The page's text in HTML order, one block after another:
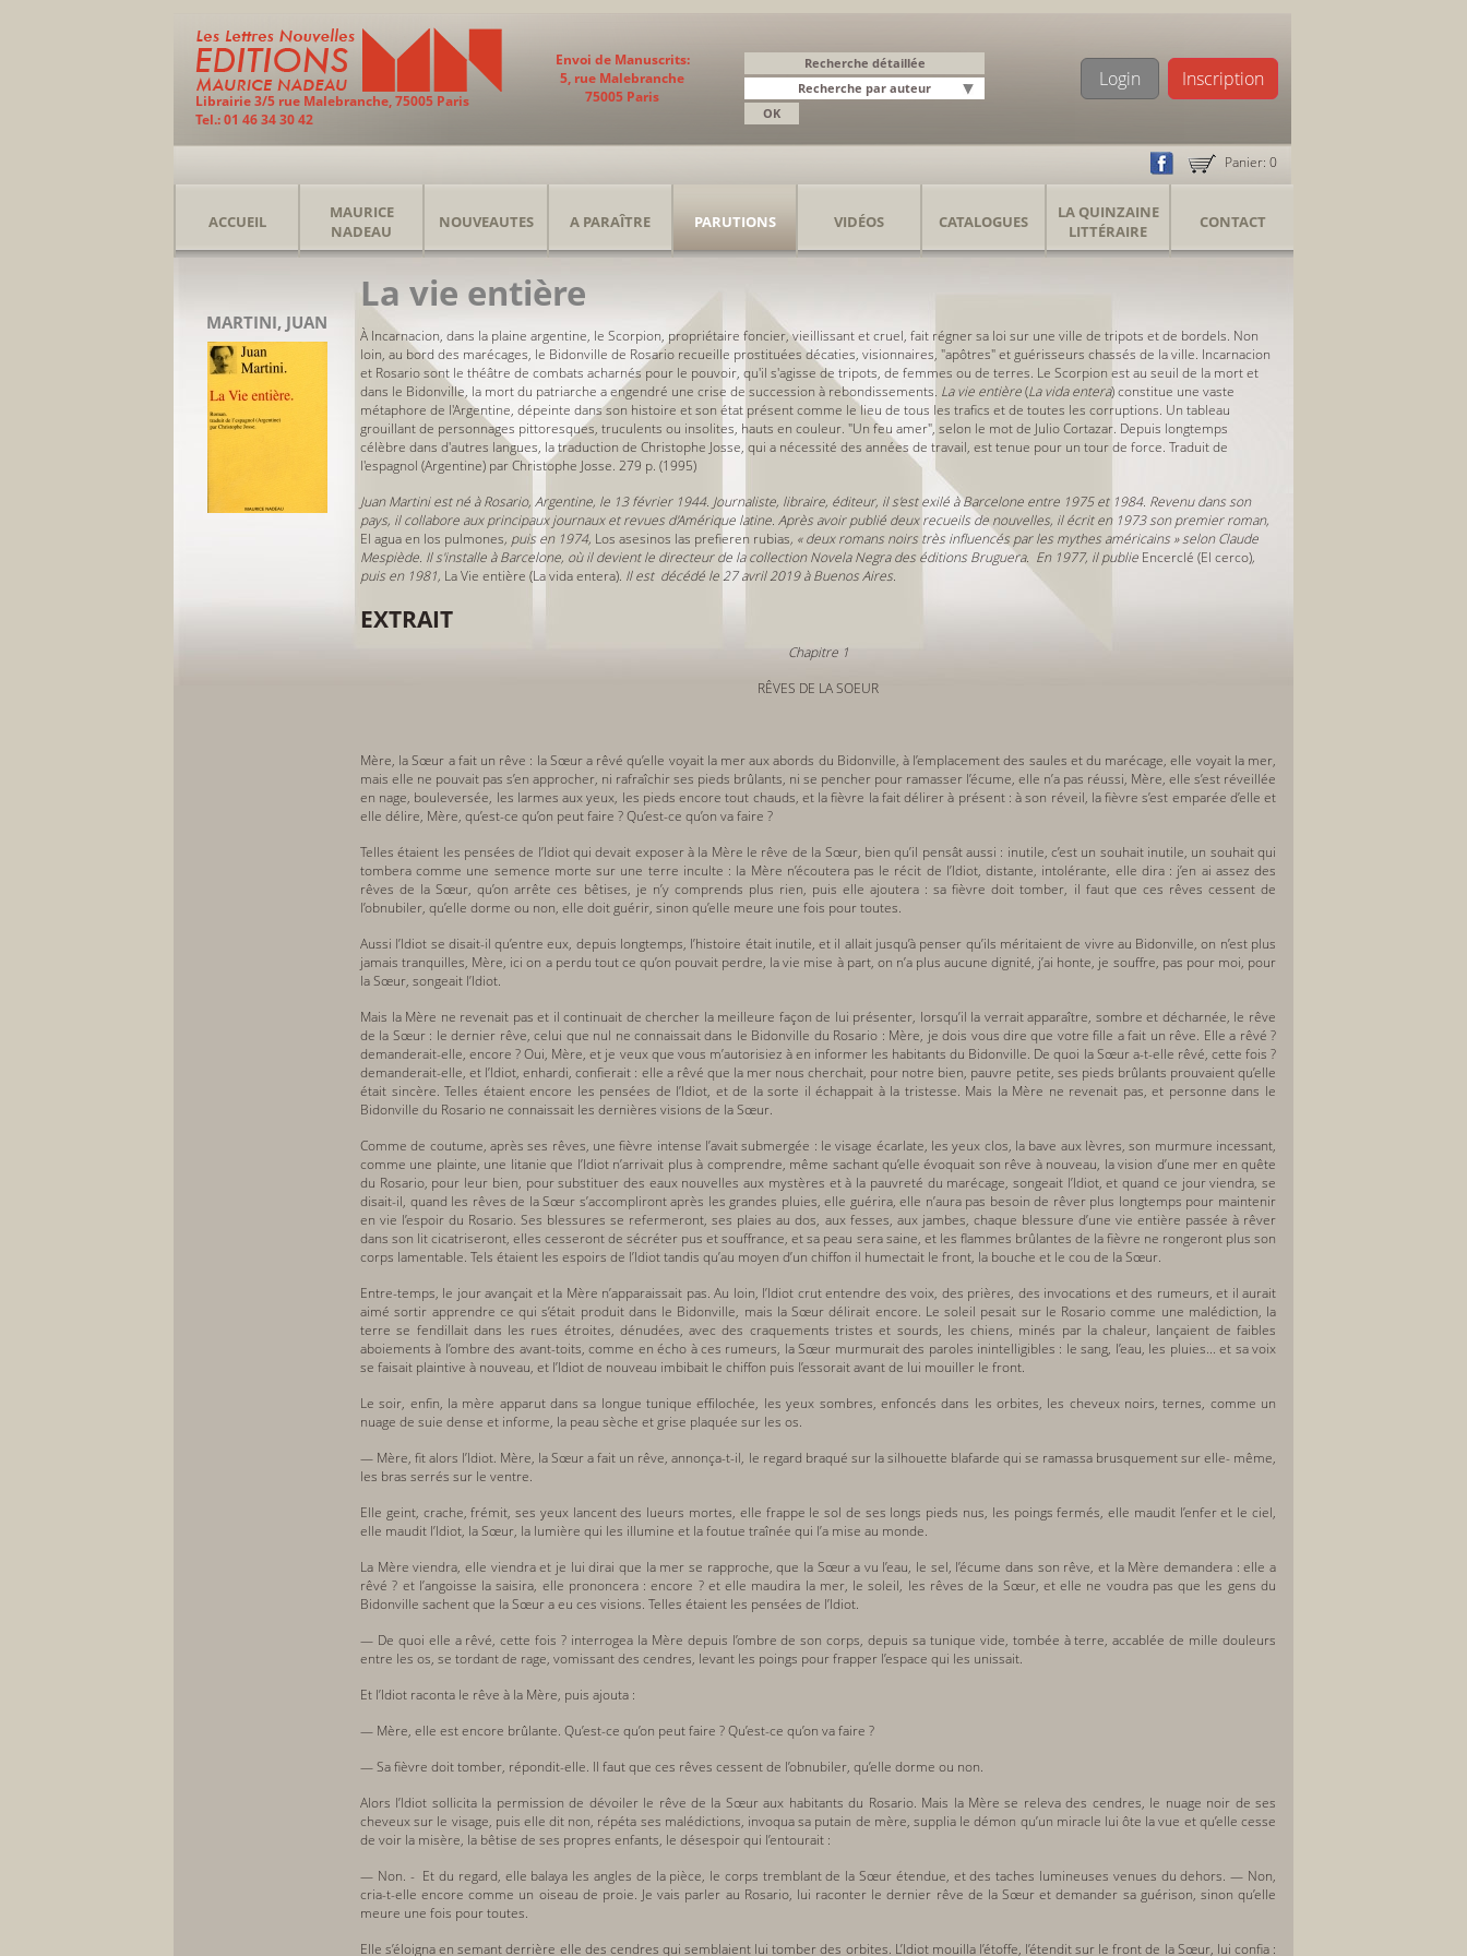
Librairie 3/5 rue Malebranche, 75005 Paris
Tel.: 01 46 34 30 42
Envoi de Manuscrits:
5, rue Malebranche
75005 Paris
Login Inscription
Panier: 0
ACCUEIL
MAURICE
NADEAU
NOUVEAUTES A PARAÎTRE PARUTIONS VIDÉOS CATALOGUES
LA QUINZAINE
LITTÉRAIRE
CONTACT
MARTINI, JUAN
La vie entière
À Incarnacion, dans la plaine argentine, le Scorpion, propriétaire foncier, vieillissant et cruel, fait régner sa loi sur une ville de tripots et de bordels. Non
loin, au bord des marécages, le Bidonville de Rosario recueille prostituées décaties, visionnaires, "apôtres" et guérisseurs chassés de la ville. Incarnacion
et Rosario sont le théâtre de combats acharnés pour le pouvoir, qu'il s'agisse de tripots, de femmes ou de terres. Le Scorpion est au seuil de la mort et
dans le Bidonville, la mort du patriarche a engendré une crise de succession à rebondissements. La vie entière(La vida entera) constitue une vaste
métaphore de l'Argentine, dépeinte dans son histoire et son état présent comme le lieu de tous les trafics et de toutes les corruptions. Un tableau
grouillant de personnages pittoresques, truculents ou insolites, hauts en couleur. "Un feu amer", selon le mot de Julio Cortazar. Depuis longtemps
célèbre dans d'autres langues, la traduction de Christophe Josse, qui a nécessité des années de travail, est tenue pour un tour de force. Traduit de
l'espagnol (Argentine) par Christophe Josse. 279 p. (1995)
Juan Martini est né à Rosario, Argentine, le 13 février 1944. Journaliste, libraire, éditeur, il s'est exilé à Barcelone entre 1975 et 1984. Revenu dans son
pays, il collabore aux principaux journaux et revues d'Amérique latine. Après avoir publié deux recueils de nouvelles, il écrit en 1973 son premier roman,
El agua en los pulmones, puis en 1974, Los asesinos las prefieren rubias, « deux romans noirs très influencés par les mythes américains »selon Claude
Mespiède. Il s'installe à Barcelone, où il devient le directeur de la collection Novela Negra des éditions Bruguera. En 1977, il publie Encerclé (El cerco),
puis en 1981, La Vie entière (La vida entera). Il est décédé le 27 avril 2019 à Buenos Aires.
EXTRAIT
Chapitre 1
RÊVES DE LA SOEUR
Mère, la Sœur a fait un rêve : la Sœur a rêvé qu’elle voyait la mer aux abords du Bidonville, à l’emplacement des saules et du marécage, elle voyait la mer,
mais elle ne pouvait pas s’en approcher, ni rafraîchir ses pieds brûlants, ni se pencher pour ramasser l’écume, elle n’a pas réussi, Mère, elle s’est réveillée
en nage, bouleversée, les larmes aux yeux, les pieds encore tout chauds, et la fièvre la fait délirer à présent : à son réveil, la fièvre s’est emparée d’elle et
elle délire, Mère, qu’est-ce qu’on peut faire ? Qu’est-ce qu’on va faire ?
Telles étaient les pensées de l’Idiot qui devait exposer à la Mère le rêve de la Sœur, bien qu’il pensât aussi : inutile, c’est un souhait inutile, un souhait qui
tombera comme une semence morte sur une terre inculte : la Mère n’écoutera pas le récit de l’Idiot, distante, intolérante, elle dira : j’en ai assez des
rêves de la Sœur, qu’on arrête ces bêtises, je n’y comprends plus rien, puis elle ajoutera : sa fièvre doit tomber, il faut que ces rêves cessent de
l’obnubiler, qu’elle dorme ou non, elle doit guérir, sinon qu’elle meure une fois pour toutes.
Aussi l’Idiot se disait-il qu’entre eux, depuis longtemps, l’histoire était inutile, et il allait jusqu’à penser qu’ils méritaient de vivre au Bidonville, on n’est plus
jamais tranquilles, Mère, ici on a perdu tout ce qu’on pouvait perdre, la vie mise à part, on n’a plus aucune dignité, j’ai honte, je souffre, pas pour moi, pour
la Sœur, songeait l’Idiot.
Mais la Mère ne revenait pas et il continuait de chercher la meilleure façon de lui présenter, lorsqu’il la verrait apparaître, sombre et décharnée, le rêve
de la Sœur : le dernier rêve, celui que nul ne connaissait dans le Bidonville du Rosario : Mère, je dois vous dire que votre fille a fait un rêve. Elle a rêvé ?
demanderait-elle, encore ? Oui, Mère, et je veux que vous m’autorisiez à en informer les habitants du Bidonville. De quoi la Sœur a-t-elle rêvé, cette fois ?
demanderait-elle, et l’Idiot, enhardi, confierait : elle a rêvé que la mer nous cherchait, pour notre bien, pauvre petite, ses pieds brûlants prouvaient qu’elle
était sincère. Telles étaient encore les pensées de l’Idiot, et de la sorte il échappait à la tristesse. Mais la Mère ne revenait pas, et personne dans le
Bidonville du Rosario ne connaissait les dernières visions de la Sœur.
Comme de coutume, après ses rêves, une fièvre intense l’avait submergée : le visage écarlate, les yeux clos, la bave aux lèvres, son murmure incessant,
comme une plainte, une litanie que l’Idiot n’arrivait plus à comprendre, même sachant qu’elle évoquait son rêve à nouveau, la vision d’une mer en quête
du Rosario, pour leur bien, pour substituer des eaux nouvelles aux mystères et à la pauvreté du marécage, songeait l’Idiot, et quand ce jour viendra, se
disait-il, quand les rêves de la Sœur s’accompliront après les grandes pluies, elle guérira, elle n’aura pas besoin de rêver plus longtemps pour maintenir
en vie l’espoir du Rosario. Ses blessures se refermeront, ses plaies au dos, aux fesses, aux jambes, chaque blessure d’une vie entière passée à rêver
dans son lit cicatriseront, elles cesseront de sécréter pus et souffrance, et sa peau sera saine, et les flammes brûlantes de la fièvre ne rongeront plus son
corps lamentable. Tels étaient les espoirs de l’Idiot tandis qu’au moyen d’un chiffon il humectait le front, la bouche et le cou de la Sœur.
Entre-temps, le jour avançait et la Mère n’apparaissait pas. Au loin, l’Idiot crut entendre des voix, des prières, des invocations et des rumeurs, et il aurait
aimé sortir apprendre ce qui s’était produit dans le Bidonville, mais la Sœur délirait encore. Le soleil pesait sur le Rosario comme une malédiction, la
terre se fendillait dans les rues étroites, dénudées, avec des craquements tristes et sourds, les chiens, minés par la chaleur, lançaient de faibles
aboiements à l’ombre des avant-toits, comme en écho à ces rumeurs, la Sœur murmurait des paroles inintelligibles : le sang, l’eau, les pluies... et sa voix
se faisait plaintive à nouveau, et l’Idiot de nouveau imbibait le chiffon puis l’essorait avant de lui mouiller le front.
Le soir, enfin, la mère apparut dans sa longue tunique effilochée, les yeux sombres, enfoncés dans les orbites, les cheveux noirs, ternes, comme un
nuage de suie dense et informe, la peau sèche et grise plaquée sur les os.
— Mère, fit alors l’Idiot. Mère, la Sœur a fait un rêve, annonça-t-il, le regard braqué sur la silhouette blafarde qui se ramassa brusquement sur elle- même,
les bras serrés sur le ventre.
Elle geint, crache, frémit, ses yeux lancent des lueurs mortes, elle frappe le sol de ses longs pieds nus, les poings fermés, elle maudit l’enfer et le ciel,
elle maudit l’Idiot, la Sœur, la lumière qui les illumine et la foutue traînée qui l’a mise au monde.
La Mère viendra, elle viendra et je lui dirai que la mer se rapproche, que la Sœur a vu l’eau, le sel, l’écume dans son rêve, et la Mère demandera : elle a
rêvé ? et l’angoisse la saisira, elle prononcera : encore ? et elle maudira la mer, le soleil, les rêves de la Sœur, et elle ne voudra pas que les gens du
Bidonville sachent que la Sœur a eu ces visions. Telles étaient les pensées de l’Idiot.
— De quoi elle a rêvé, cette fois ? interrogea la Mère depuis l’ombre de son corps, depuis sa tunique vide, tombée à terre, accablée de mille douleurs
entre les os, se tordant de rage, vomissant des cendres, levant les poings pour frapper l’espace qui les unissait.
Et l’Idiot raconta le rêve à la Mère, puis ajouta :
— Mère, elle est encore brûlante. Qu’est-ce qu’on peut faire ? Qu’est-ce qu’on va faire ?
— Sa fièvre doit tomber, répondit-elle. Il faut que ces rêves cessent de l’obnubiler, qu’elle dorme ou non.
Alors l’Idiot sollicita la permission de dévoiler le rêve de la Sœur aux habitants du Rosario. Mais la Mère se releva des cendres, le nuage noir de ses
cheveux sur le visage, puis elle dit non, répéta ses malédictions, invoqua sa putain de mère, supplia le démon qu’un miracle lui ôte la vue et qu’elle cesse
de voir la misère, la bêtise de ses propres enfants, le désespoir qui l’entourait :
— Non. - Et du regard, elle balaya les angles de la pièce, le corps tremblant de la Sœur étendue, et des taches lumineuses venues du dehors. — Non,
cria-t-elle encore comme un oiseau de proie. Je vais parler au Rosario, lui raconter le dernier rêve de la Sœur et demander sa guérison, sinon qu’elle
meure une fois pour toutes.
Elle s’éloigna en semant derrière elle des cendres qui semblaient lui tomber des orbites. L’Idiot mouilla l’étoffe, l’étendit sur le front de la Sœur, lui confia :